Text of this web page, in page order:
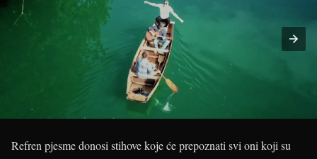
Refren pjesme donosi stihove koje će prepoznati svi oni koji su